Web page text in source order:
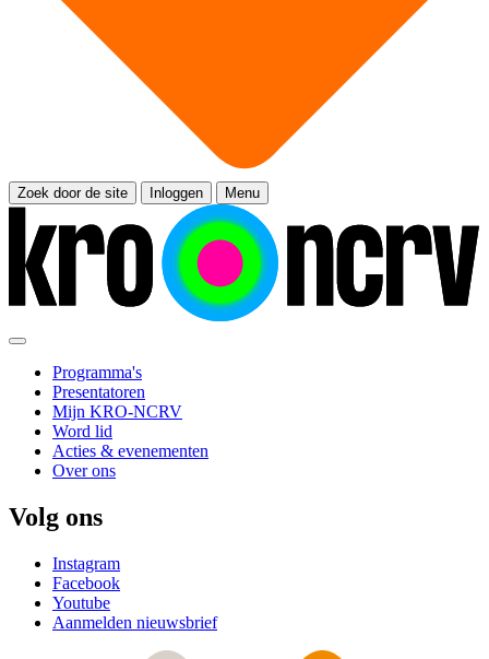
Zoek door de site Inloggen Menu
Programma's
Presentatoren
Mijn KRO-NCRV
Word lid
Acties & evenementen
Over ons
Volg ons
Instagram
Facebook
Youtube
Aanmelden nieuwsbrief